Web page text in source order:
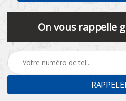
On vous rappelle